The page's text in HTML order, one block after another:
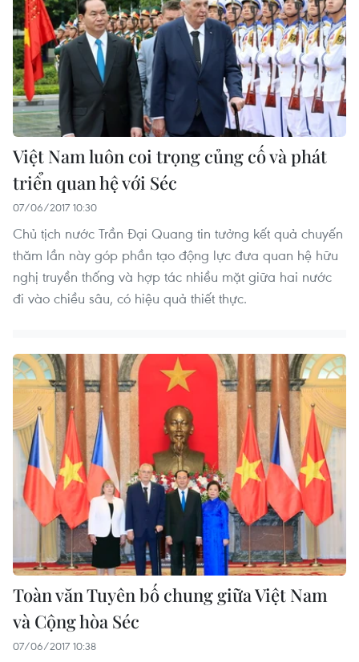
Việt Nam luôn coi trọng củng cố và phát
triển quan hệ với Séc
07/06/2017 10:30
Chủ tịch nước Trần Đại Quang tin tưởng kết quả chuyến
thăm lần này góp phần tạo động lực đưa quan hệ hữu
nghị truyền thống và hợp tác nhiều mặt giữa hai nước
đi vào chiều sâu, có hiệu quả thiết thực.
Toàn văn Tuyên bố chung giữa Việt Nam
và Cộng hòa Séc
07/06/2017 10:38